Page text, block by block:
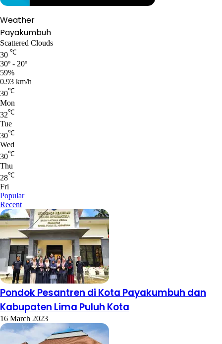
Weather
Payakumbuh
Scattered Clouds
30 ℃
30º - 20º
59%
0.93 km/h
30℃
Mon
32℃
Tue
30℃
Wed
30℃
Thu
28℃
Fri
Popular
Recent
Pondok Pesantren di Kota Payakumbuh dan
Kabupaten Lima Puluh Kota
16 March 2023